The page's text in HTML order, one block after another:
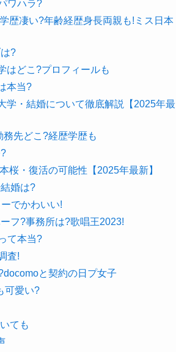
ワハラ?
歴凄い?年齢経歴身長両親も!ミス日本
?
はどこ?プロフィールも
本当?
学・結婚について徹底解説【2025年最
先どこ?経歴学歴も
桜・復活の可能性【2025年最新】
婚は?
でかわいい!
フ?事務所は?歌唱王2023!
て本当?
査!
と契約の日プ女子
可愛い?
ても